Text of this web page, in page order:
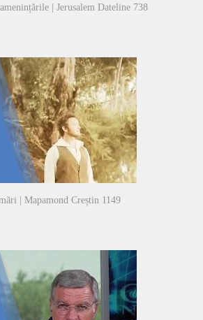
| Jerusalem Dateline 738
| Mapamond Creștin 1149